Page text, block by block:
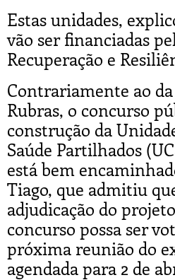
Estas unidades,
vão ser financiadas
Recuperação e
Contrariamente ao da
Rubras, o concurso
construção da
Saúde Partilhados
está bem
Tiago, que admitiu
adjudicação do
concurso possa ser
próxima reunião do
agendada para 2 de